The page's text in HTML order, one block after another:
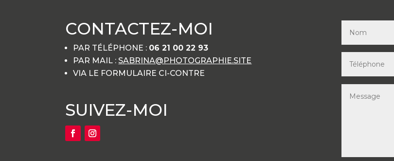
CONTACTEZ-MOI
PAR TÉLÉPHONE : 06 21 00 22 93
PAR MAIL : SABRINA@PHOTOGRAPHIE.SITE
VIA LE FORMULAIRE CI-CONTRE
SUIVEZ-MOI